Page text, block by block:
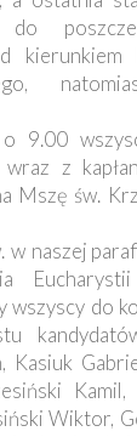
do
kierunkiem
9.00
z
Mszę św.
w naszej
wszyscy do
Kamil,
Wiktor,